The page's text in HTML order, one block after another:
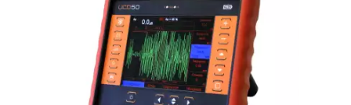
Модель Prisma UT от Sonatest представляет собой
полнофункциональный ультразвуковой дефектоскоп.
Она обладает возможностью управления затуханием